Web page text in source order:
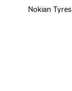
Nokian